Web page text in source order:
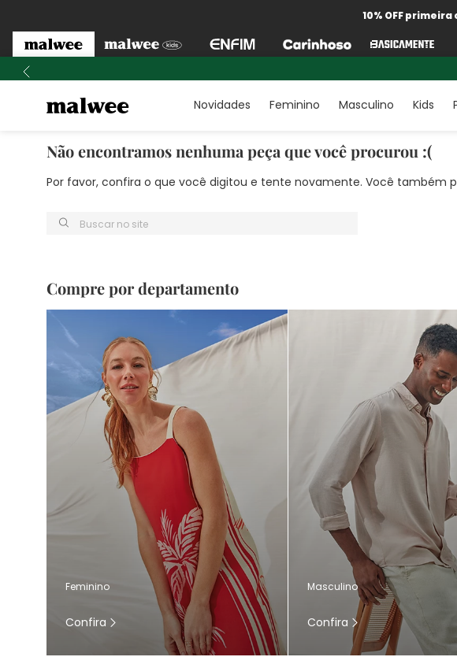
10% OFF primeira
Novidades Feminino Masculino Kids
Não encontramos nenhuma peça que você procurou :(
Por favor, confira o que você digitou e tente novamente. Você também
Buscar no site
Compre por departamento
Feminino
Confira
Masculino
Confira